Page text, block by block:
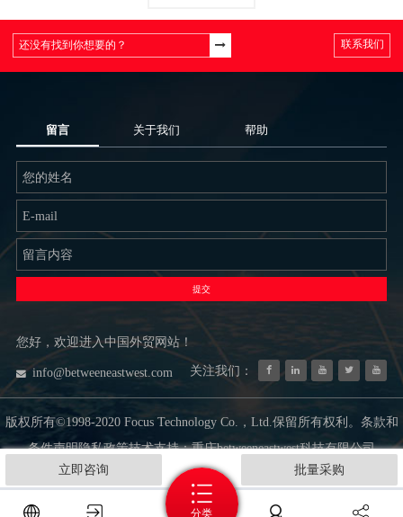
分类
立即咨询 批量采购
联系我们
留言 关于我们 帮助
提交
您好，欢迎进入中国外贸网站！
info@betweeneastwest.com 关注我们：
版权所有©1998-2020 Focus Technology Co.，Ltd.保留所有权利。条款和
条件声明隐私政策技术支持：重庆betweeneastwest科技有限公司